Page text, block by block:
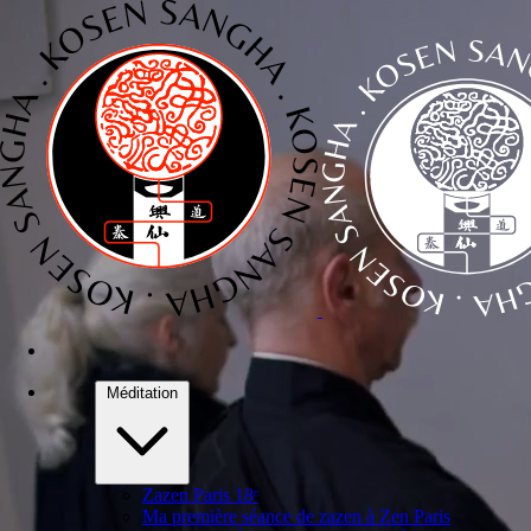
Fermeture estivale jusqu’au 5 septembre inclus.
Méditation
Zazen Paris 18ᵉ
Ma première séance de zazen à Zen Paris
Il y a à Paris plusieurs dojos zen lignée Deshimaru. Ici, c'estZen
Paris, 50 rue Labat, Paris 18 — fondé parJosy Genji Thibaut,
Kosen Sangha. Bienvenue !